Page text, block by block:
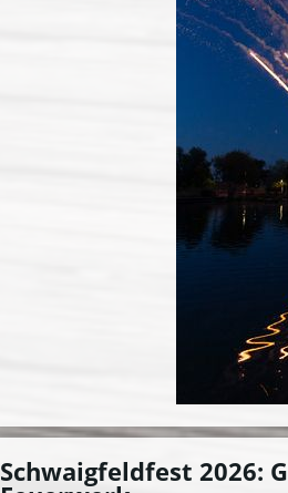
Schwaigfeldfest 2026: